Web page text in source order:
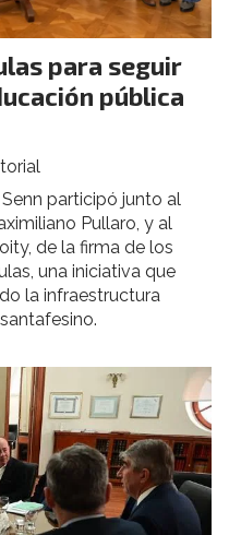
para seguir
pública
participó junto al
Pullaro, y al
de la firma de los
una iniciativa que
la infraestructura